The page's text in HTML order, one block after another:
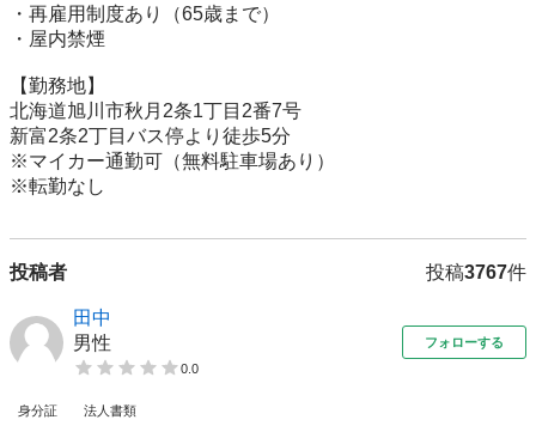
・再雇用制度あり（65歳まで）
・屋内禁煙
【勤務地】
北海道旭川市秋月2条1丁目2番7号
新富2条2丁目バス停より徒歩5分
※マイカー通勤可（無料駐車場あり）
※転勤なし
投稿者 投稿3767件
田中
男性
0.0
フォローする
身分証 法人書類